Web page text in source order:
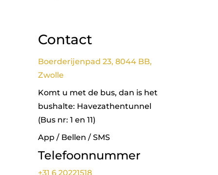
Contact
Boerderijenpad 23, 8044 BB,
Zwolle
Komt u met de bus, dan is het
bushalte: Havezathentunnel
(Bus nr: 1 en 11)
App / Bellen / SMS
Telefoonnummer
+31 6 20221518